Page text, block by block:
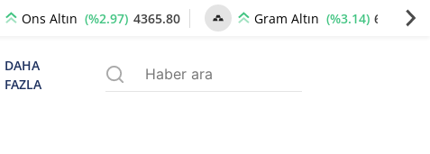
Ons Altın (%2.97) 4365.80 Gram Altın (%3.14) 6696.20
DAHA
FAZLA